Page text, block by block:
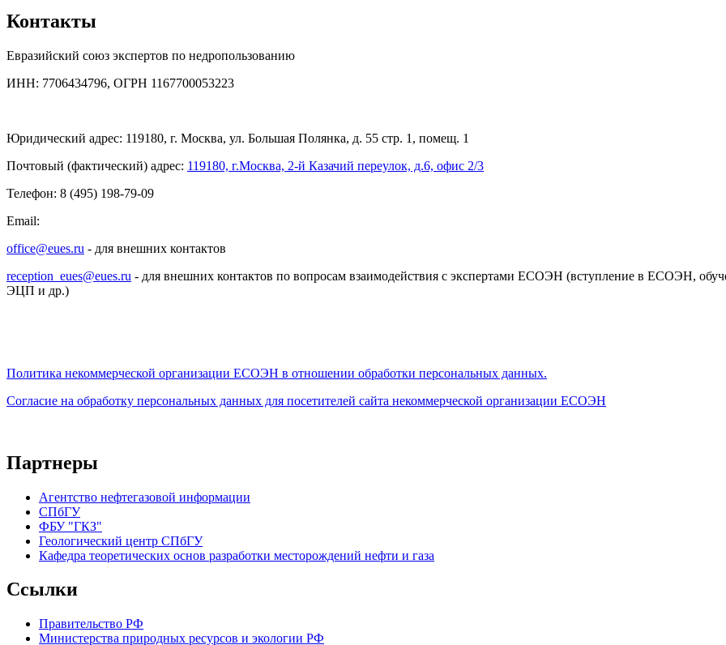
Контакты
Евразийский союз экспертов по недропользованию
ИНН: 7706434796, ОГРН 1167700053223
Юридический адрес: 119180, г. Москва, ул. Большая Полянка, д. 55 стр. 1, помещ. 1
Почтовый (фактический) адрес: 119180, г.Москва, 2-й Казачий переулок, д.6, офис 2/3
Телефон: 8 (495) 198-79-09
Email:
office@eues.ru - для внешних контактов
reception_eues@eues.ru - для внешних контактов по вопросам взаимодействия с экспертами ЕСОЭН (вступление в ЕСОЭН,
ЭЦП и др.)
Политика некоммерческой организации ЕСОЭН в отношении обработки персональных данных.
Согласие на обработку персональных данных для посетителей сайта некоммерческой организации ЕСОЭН
Партнеры
Агентство нефтегазовой информации
СПбГУ
ФБУ "ГКЗ"
Геологический центр СПбГУ
Кафедра теоретических основ разработки месторождений нефти и газа
Ссылки
Правительство РФ
Министерства природных ресурсов и экологии РФ